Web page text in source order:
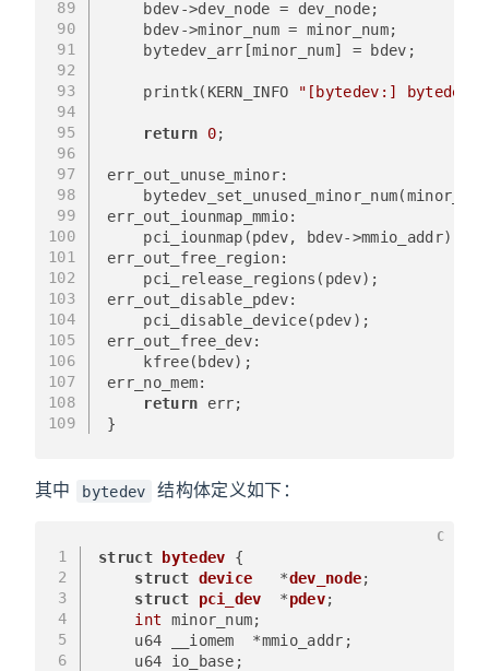
89
90
91
92
93
94
95
96
97
98
99
100
101
102
103
104
105
106
107
108
109
    bdev->dev_node = dev_node;
    bdev->minor_num = minor_num;
    bytedev_arr[minor_num] = bdev;
    printk(KERN_INFO
"[bytedev:]
return 0;
err_out_unuse_minor:
err_out_iounmap_mmio:
    pci_iounmap(pdev, bdev->mmio_addr);
err_out_free_region:
    pci_release_regions(pdev);
err_out_disable_pdev:
    pci_disable_device(pdev);
err_out_free_dev:
    kfree(bdev);
err_no_mem:
return err;
}
其中 bytedev 结构体定义如下：
1
2
3
4
5
6
struct bytedev {
struct device
   *
dev_node;
struct
pci_dev
  *
pdev;
int minor_num;
    u64 __iomem  *mmio_addr;
    u64 io_base;
C